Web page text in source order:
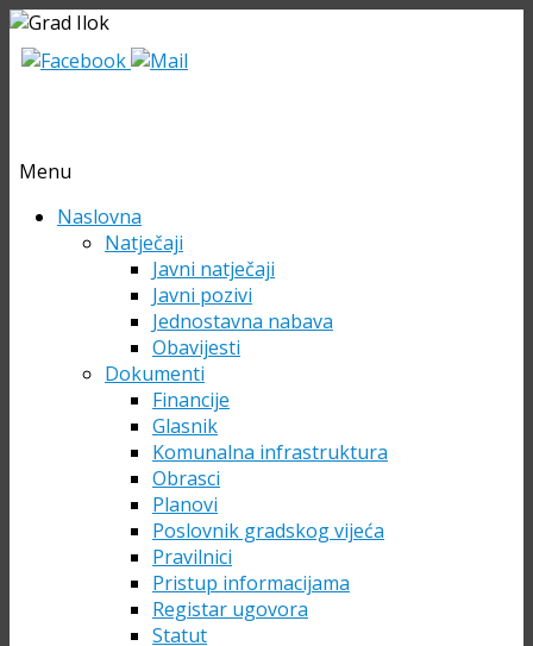
Menu
Skip Naslovna
Natječaji
Javni natječaji
Javni pozivi
Jednostavna nabava
Obavijesti
Dokumenti
Financije
Glasnik
Komunalna infrastruktura
Obrasci
Planovi
Poslovnik gradskog vijeća
Pravilnici
Pristup informacijama
Registar ugovora
Statut